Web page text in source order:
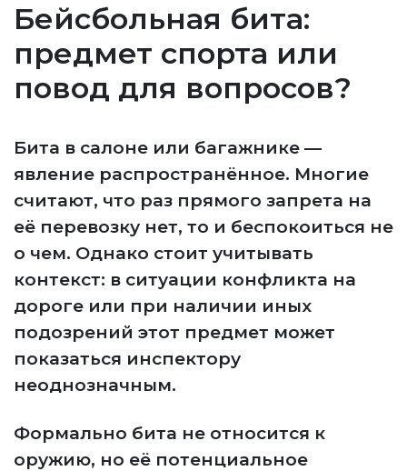
Бейсбольная бита:
предмет спорта или
повод для вопросов?
Бита в салоне или багажнике —
явление распространённое. Многие
считают, что раз прямого запрета на
её перевозку нет, то и беспокоиться не
о чем. Однако стоит учитывать
контекст: в ситуации конфликта на
дороге или при наличии иных
подозрений этот предмет может
показаться инспектору
неоднозначным.
Формально бита не относится к
оружию, но её потенциальное